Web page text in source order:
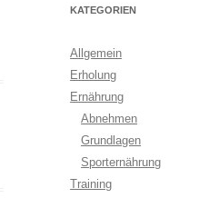
KATEGORIEN
Allgemein
Erholung
Ernährung
Abnehmen
Grundlagen
Sporternährung
Training